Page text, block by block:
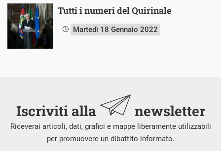
Tutti i numeri del Quirinale
Martedì 18 Gennaio 2022
Iscriviti alla newsletter
Riceverai articoli, dati, grafici e mappe liberamente utilizzabili
per promuovere un dibattito informato.